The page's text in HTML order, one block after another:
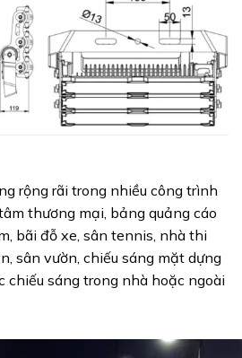
rộng rãi trong nhiều công trình
thương mại, bảng quảng cáo
bãi đỗ xe, sân tennis, nhà thi
sân vườn, chiếu sáng mặt dựng
chiếu sáng trong nhà hoặc ngoài